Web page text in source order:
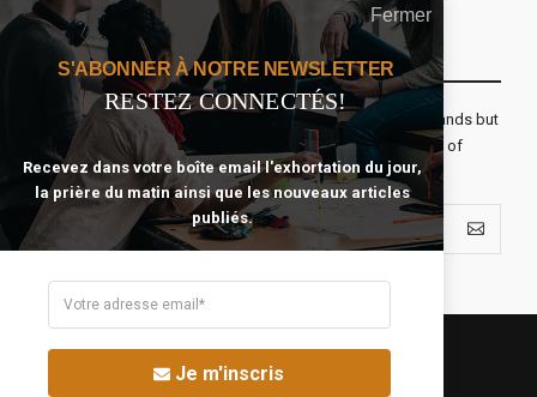
Recevoir Notre Newsletter Chaque Matin
The real voyage of discovery consists not in seeking new lands but
seeing with new eyes. All journeys have secret destinations of
which the traveler is unaware.
Fermer
S'ABONNER À NOTRE NEWSLETTER
RESTEZ CONNECTÉS!
Recevez dans votre boîte email l'exhortation du jour,
la prière du matin ainsi que les nouveaux articles
publiés.
Je m'inscris